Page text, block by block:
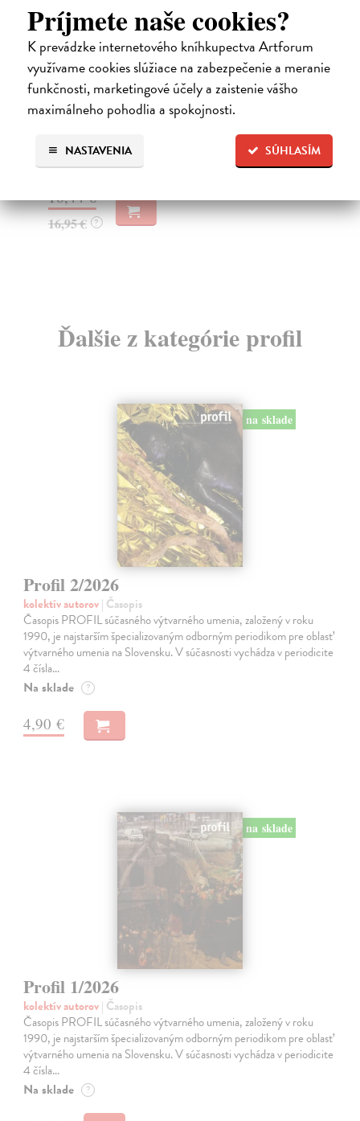
Príjmete naše cookies?
K prevádzke internetového kníhkupectva Artforum
využívame cookies slúžiace na zabezpečenie a meranie
funkčnosti, marketingové účely a zaistenie vášho
maximálneho pohodlia a spokojnosti.
SÚHLASÍM
NASTAVENIA
Sociálne siete musia byť zničené
Marec Samo| Kniha
Sociálne siete nám ubližujú ako jednotlivcom a kazia
medziľudské vzťahy, rozkladajú spoločnosť a def...
Na sklade ?
16,44 €
16,95 € ?
Ďalšie z kategórie profil
na sklade
Profil 2/2026
kolektív autorov| Časopis
Časopis PROFIL súčasného výtvarného umenia, založený v roku
1990, je najstarším špecializovaným odborným periodikom pre oblasť
výtvarného umenia na Slovensku. V súčasnosti vychádza v periodicite
4 čísla…
Na sklade ?
4,90 €
na sklade
Profil 1/2026
kolektív autorov| Časopis
Časopis PROFIL súčasného výtvarného umenia, založený v roku
1990, je najstarším špecializovaným odborným periodikom pre oblasť
výtvarného umenia na Slovensku. V súčasnosti vychádza v periodicite
4 čísla…
Na sklade ?